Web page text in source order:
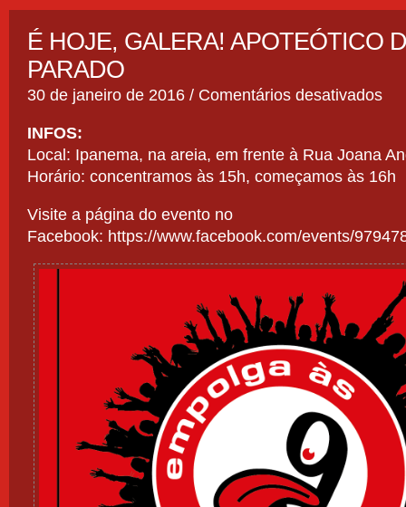
É HOJE, GALERA! APOTEÓTICO
PARADO
30 de janeiro de 2016 / Comentários desativados
INFOS:
Local: Ipanema, na areia, em frente à Rua Joana
Horário: concentramos às 15h, começamos às 16h
Visite a página do evento no
Facebook: https://www.facebook.com/events/